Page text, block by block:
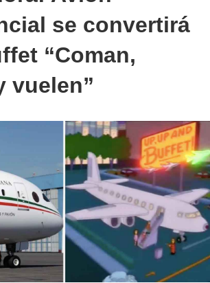
se convertirá
“Coman,
vuelen”